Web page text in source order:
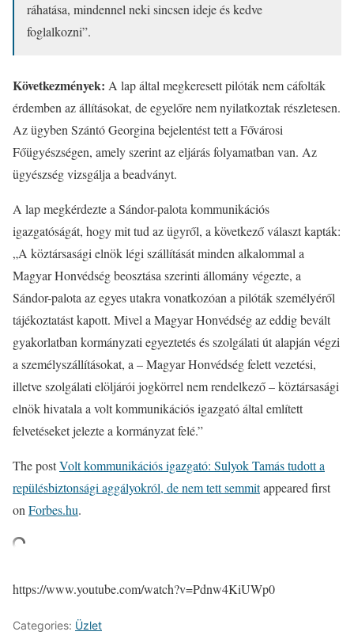
ráhatása, mindennel neki sincsen ideje és kedve
foglalkozni”.
Következmények: A lap által megkeresett pilóták nem cáfolták
érdemben az állításokat, de egyelőre nem nyilatkoztak részletesen.
Az ügyben Szántó Georgina bejelentést tett a Fővárosi
Főügyészségen, amely szerint az eljárás folyamatban van. Az
ügyészség vizsgálja a beadványt.
A lap megkérdezte a Sándor-palota kommunikációs
igazgatóságát, hogy mit tud az ügyről, a következő választ kapták:
„A köztársasági elnök légi szállítását minden alkalommal a
Magyar Honvédség beosztása szerinti állomány végezte, a
Sándor-palota az egyes utakra vonatkozóan a pilóták személyéről
tájékoztatást kapott. Mivel a Magyar Honvédség az eddig bevált
gyakorlatban kormányzati egyeztetés és szolgálati út alapján végzi
a személyszállításokat, a – Magyar Honvédség felett vezetési,
illetve szolgálati elöljárói jogkörrel nem rendelkező – köztársasági
elnök hivatala a volt kommunikációs igazgató által említett
felvetéseket jelezte a kormányzat felé.”
The postVolt kommunikációs igazgató: Sulyok Tamás tudott a
repülésbiztonsági aggályokról, de nem tett semmitappeared first
on Forbes.hu.
https://www.youtube.com/watch?v=Pdnw4KiUWp0
Categories: Üzlet